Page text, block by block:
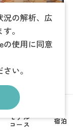
モデル
コース
宿泊
況の解析、広
。
の使用に同意
い。